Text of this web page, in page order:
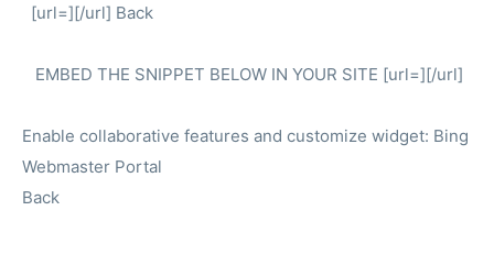
[url=][/url] Back
EMBED THE SNIPPET BELOW IN YOUR SITE [url=][/url]
Enable collaborative features and customize widget: Bing
Webmaster Portal
Back